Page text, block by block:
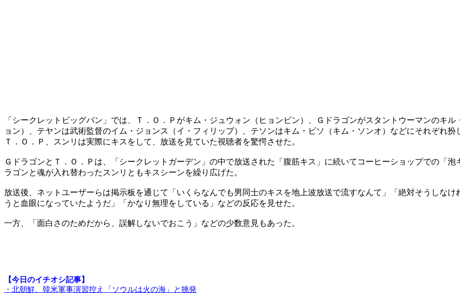
「シークレットビッグバン」では、Ｔ．Ｏ．Ｐがキム・ジュウォン（ヒョンビン）、Ｇドラゴンがスタントウーマンのキ
ョン）、テヤンは武術監督のイム・ジョンス（イ・フィリップ）、テソンはキム・ビソ（キム・ソンオ）などにそれぞれ
Ｔ．Ｏ．Ｐ、スンリは実際にキスをして、放送を見ていた視聴者を驚愕させた。
ＧドラゴンとＴ．Ｏ．Ｐは、「シークレットガーデン」の中で放送された「腹筋キス」に続いてコーヒーショップでの「
ラゴンと魂が入れ替わったスンリともキスシーンを繰り広げた。
放送後、ネットユーザーらは掲示板を通じて「いくらなんでも男同士のキスを地上波放送で流すなんて」「絶対そうしな
うと血眼になっていたようだ」「かなり無理をしている」などの反応を見せた。
一方、「面白さのためだから、誤解しないでおこう」などの少数意見もあった。
【今日のイチオシ記事】
・北朝鮮、韓米軍事演習控え「ソウルは火の海」と挑発